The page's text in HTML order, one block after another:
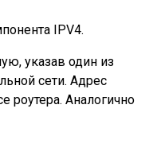
IPV4.
указав один из
сети. Адрес
роутера. Аналогично